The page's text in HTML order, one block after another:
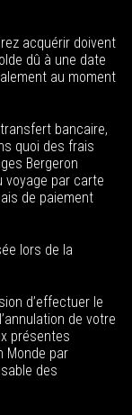
acquérir doivent
dû à une date
au moment
bancaire,
quoi des frais
Bergeron
voyage par carte
de paiement
lors de la
d’effectuer le
de votre
présentes
Monde par
des